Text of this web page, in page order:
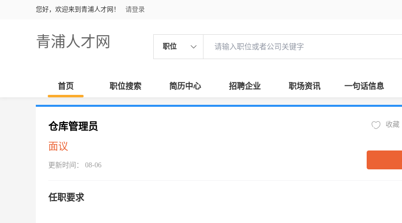
您好，欢迎来到青浦人才网！ 请登录
青浦人才网 职位
首页 职位搜索 简历中心 招聘企业 职场资讯 一句话信息
仓库管理员
面议
更新时间： 08-06
收藏
任职要求